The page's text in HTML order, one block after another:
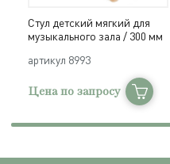
Стул детский мягкий для
музыкального зала / 300 мм
артикул 8993
Цена по запросу